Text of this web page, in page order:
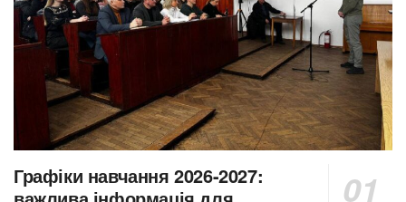
Графіки навчання 2026-2027: